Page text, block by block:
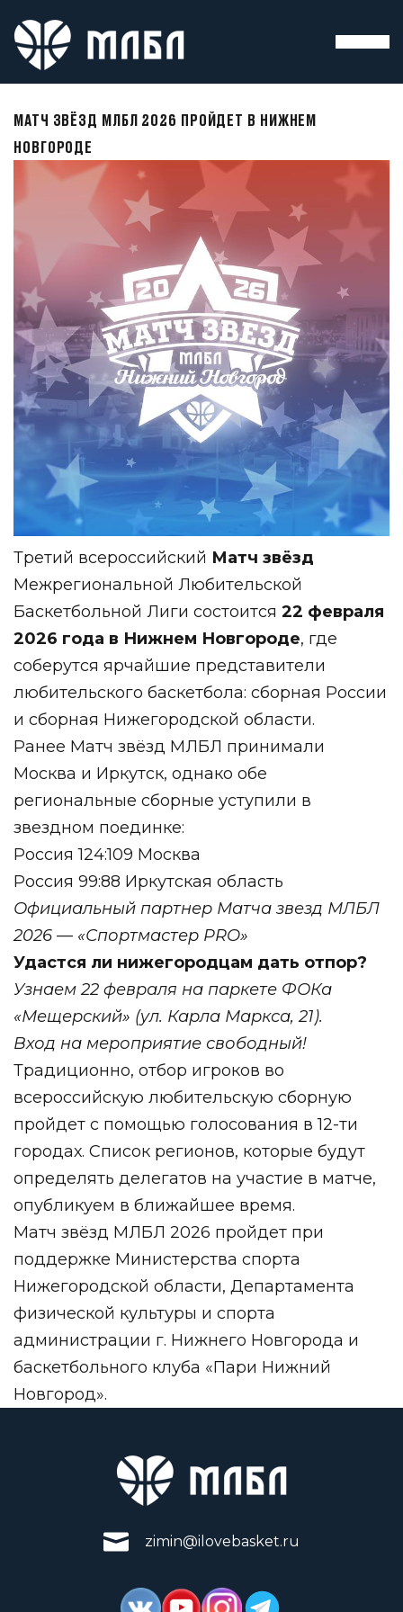
МАТЧ ЗВЁЗД МЛБЛ 2026 ПРОЙДЕТ В НИЖНЕМ
НОВГОРОДЕ
Третий всероссийский Матч звёзд
Межрегиональной Любительской
Баскетбольной Лиги состоится 22 февраля
2026 года в Нижнем Новгороде, где
соберутся ярчайшие представители
любительского баскетбола: сборная России
и сборная Нижегородской области.
Ранее Матч звёзд МЛБЛ принимали
Москва и Иркутск, однако обе
региональные сборные уступили в
звездном поединке:
Россия 124:109 Москва
Россия 99:88 Иркутская область
Официальный партнер Матча звезд МЛБЛ
2026 — «Спортмастер PRO»
Удастся ли нижегородцам дать отпор?
Узнаем 22 февраля на паркете ФОКа
«Мещерский» (ул. Карла Маркса, 21).
Вход на мероприятие свободный!
Традиционно, отбор игроков во
всероссийскую любительскую сборную
пройдет с помощью голосования в 12-ти
городах. Список регионов, которые будут
определять делегатов на участие в матче,
опубликуем в ближайшее время.
Матч звёзд МЛБЛ 2026 пройдет при
поддержке Министерства спорта
Нижегородской области, Департамента
физической культуры и спорта
администрации г. Нижнего Новгорода и
баскетбольного клуба «Пари Нижний
Новгород».
zimin@ilovebasket.ru